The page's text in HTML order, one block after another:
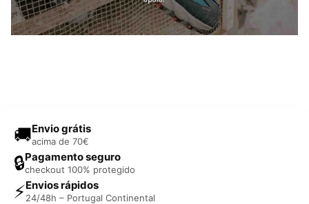
🚚Envio grátis
acima de 70€
🔒Pagamento seguro
checkout 100% protegido
⚡Envios rápidos
24/48h – Portugal Continental